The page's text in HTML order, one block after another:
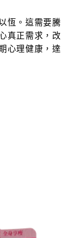
恆。這需要騰
真正需求，改
心理健康，達